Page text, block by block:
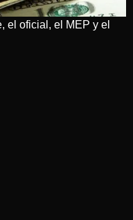
el oficial, el MEP y el